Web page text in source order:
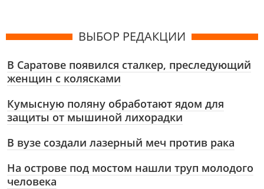
ВЫБОР РЕДАКЦИИ
В Саратове появился сталкер, преследующий
женщин с колясками
Кумысную поляну обработают ядом для
защиты от мышиной лихорадки
В вузе создали лазерный меч против рака
На острове под мостом нашли труп молодого
человека